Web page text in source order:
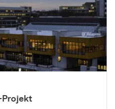
Projekt